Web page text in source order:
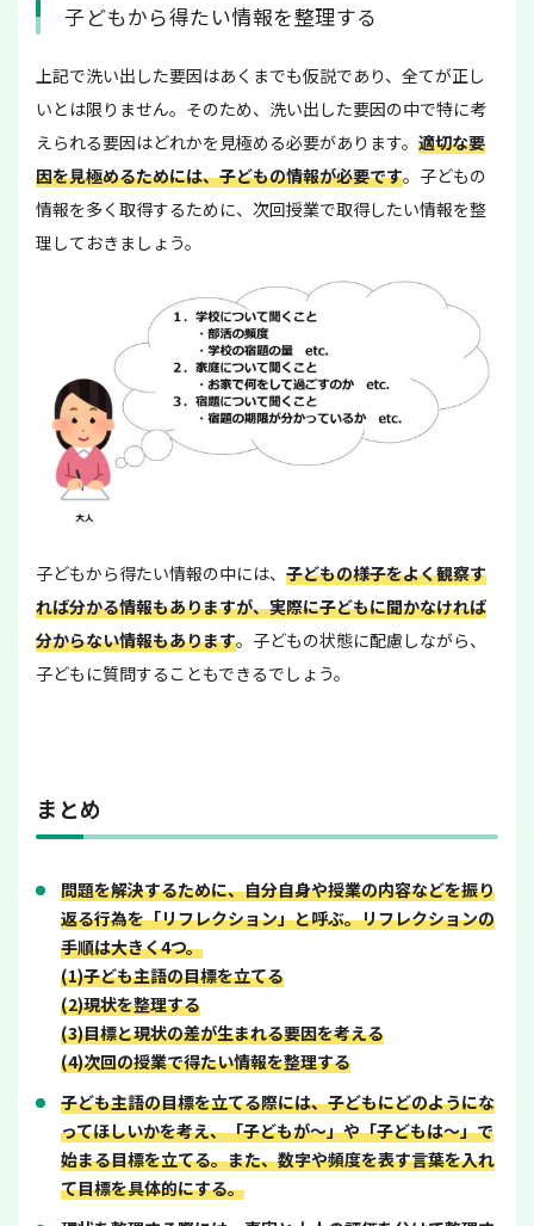
子どもから得たい情報を整理する
上記で洗い出した要因はあくまでも仮説であり、全てが正し
いとは限りません。そのため、洗い出した要因の中で特に考
えられる要因はどれかを見極める必要があります。 適切な要
因を見極めるためには、子どもの情報が必要です。子どもの
情報を多く取得するために、次回授業で取得したい情報を整
理しておきましょう。
子どもから得たい情報の中には、 子どもの様子をよく観察す
れば分かる情報もありますが、実際に子どもに聞かなければ
分からない情報もあります。子どもの状態に配慮しながら、
子どもに質問することもできるでしょう。
まとめ
問題を解決するために、自分自身や授業の内容などを振り
返る行為を「リフレクション」と呼ぶ。リフレクションの
手順は大きく4つ。
(1)子ども主語の目標を立てる
(2)現状を整理する
(3)目標と現状の差が生まれる要因を考える
(4)次回の授業で得たい情報を整理する
子ども主語の目標を立てる際には、子どもにどのようにな
ってほしいかを考え、「子どもが～」や「子どもは～」で
始まる目標を立てる。また、数字や頻度を表す言葉を入れ
て目標を具体的にする。